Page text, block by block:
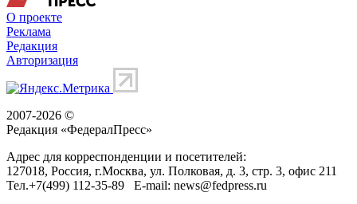
О проекте
Реклама
Редакция
Авторизация
2007-2026 ©
Редакция «ФедералПресс»
Адрес для корреспонденции и посетителей:
127018, Россия, г.Москва, ул. Полковая, д. 3, стр. 3, офис 211
Тел.+7(499) 112-35-89 E-mail: news@fedpress.ru